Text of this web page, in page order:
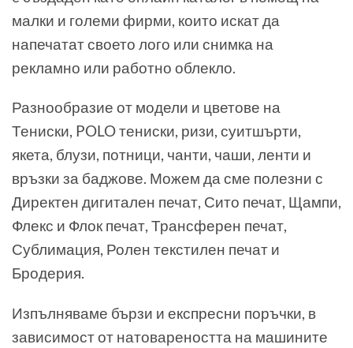
малки и големи фирми, които искат да
напечатат своето лого или снимка на
рекламно или работно облекло.
Разнообразие от модели и цветове на
Тениски, POLO тениски, ризи, суитшърти,
якета, блузи, потници, чанти, чаши, ленти и
връзки за баджове. Можем да сме полезни с
Директен дигитален печат, Сито печат, Щампи,
Флекс и Флок печат, Трансферен печат,
Сублимация, Ролен текстилен печат и
Бродерия.
Изпълняваме бързи и експресни поръчки, в
зависимост от натовареността на машините